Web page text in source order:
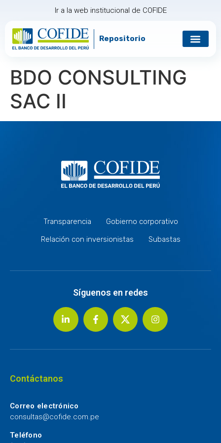
Ir a la web institucional de COFIDE
Repositorio
BDO CONSULTING
SAC II
Transparencia
Gobierno corporativo
Relación con inversionistas
Subastas
Síguenos en redes
Contáctanos
Correo electrónico
consultas@cofide.com.pe
Teléfono